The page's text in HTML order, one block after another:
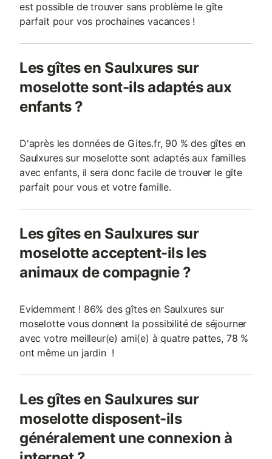
est possible de trouver sans problème le gîte
parfait pour vos prochaines vacances !
Les gîtes en Saulxures sur
moselotte sont-ils adaptés aux
enfants ?
D'après les données de Gites.fr, 90 % des gîtes en
Saulxures sur moselotte sont adaptés aux familles
avec enfants, il sera donc facile de trouver le gîte
parfait pour vous et votre famille.
Les gîtes en Saulxures sur
moselotte acceptent-ils les
animaux de compagnie ?
Evidemment ! 86% des gîtes en Saulxures sur
moselotte vous donnent la possibilité de séjourner
avec votre meilleur(e) ami(e) à quatre pattes, 78 %
ont même un jardin !
Les gîtes en Saulxures sur
moselotte disposent-ils
généralement une connexion à